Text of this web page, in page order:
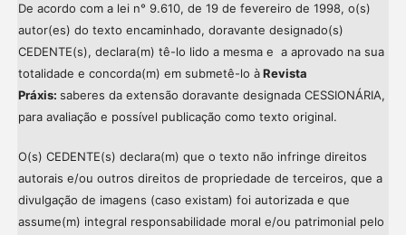
De acordo com a lei n° 9.610, de 19 de fevereiro de 1998, o(s)
autor(es) do texto encaminhado, doravante designado(s)
CEDENTE(s), declara(m) tê-lo lido a mesma e a aprovado na sua
totalidade e concorda(m) em submetê-lo àRevista
Práxis: saberes da extensão doravante designada CESSIONÁRIA,
para avaliação e possível publicação como texto original.
O(s) CEDENTE(s) declara(m) que o texto não infringe direitos
autorais e/ou outros direitos de propriedade de terceiros, que a
divulgação de imagens (caso existam) foi autorizada e que
assume(m) integral responsabilidade moral e/ou patrimonial pelo